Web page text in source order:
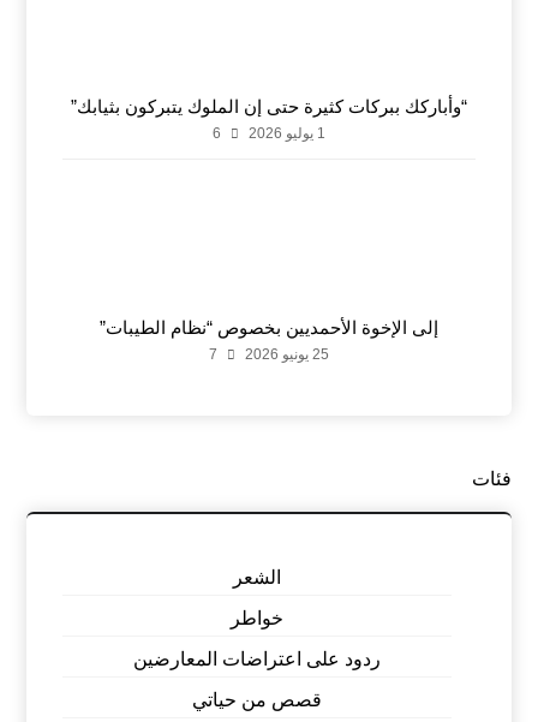
“وأباركك ببركات كثيرة حتى إن الملوك يتبركون بثيابك”
1 يوليو 2026 6
إلى الإخوة الأحمديين بخصوص “نظام الطيبات”
25 يونيو 2026 7
فئات
الشعر
خواطر
ردود على اعتراضات المعارضين
قصص من حياتي